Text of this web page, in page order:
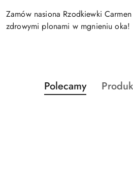
Zamów nasiona Rzodkiewki
zdrowymi plonami w mgnieniu oka!
Pomiń karuzelę produktów
Produkty
o
Polecamy